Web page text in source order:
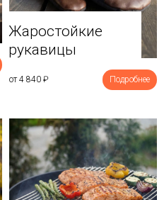
Жаростойкие
рукавицы
от 4 840 ₽ Подробнее